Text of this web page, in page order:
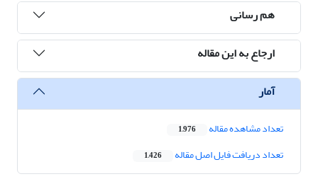
هم رسانی
ارجاع به این مقاله
آمار
تعداد مشاهده مقاله 1,976
تعداد دریافت فایل اصل مقاله 1,426